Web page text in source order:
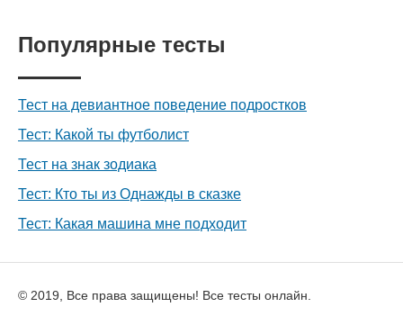
Популярные тесты
Тест на девиантное поведение подростков
Тест: Какой ты футболист
Тест на знак зодиака
Тест: Кто ты из Однажды в сказке
Тест: Какая машина мне подходит
© 2019, Все права защищены! Все тесты онлайн.